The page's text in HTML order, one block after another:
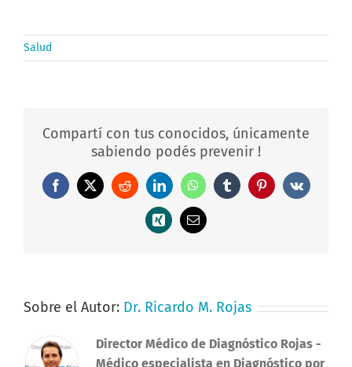
Salud
Compartí con tus conocidos, únicamente
sabiendo podés prevenir !
Facebook
X RedditLinkedInWhatsAppTumblrPinterestVk
Xing
Correo
electrónico
Sobre el Autor: Dr. Ricardo M. Rojas
Director Médico de Diagnóstico Rojas -
Médico especialista en Diagnóstico por